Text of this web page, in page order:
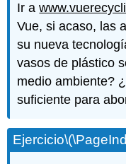
Ir a
Vue, si acaso, las
su nueva
vasos de plástico
medio ambiente?
suficiente para
Ejercicio